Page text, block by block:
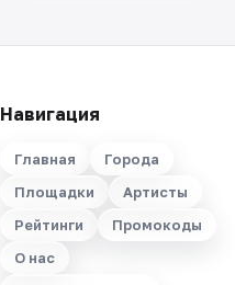
Навигация
Главная
Города
Площадки
Артисты
Рейтинги
Промокоды
О нас